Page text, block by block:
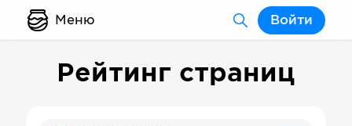
Меню Войти
Рейтинг страниц